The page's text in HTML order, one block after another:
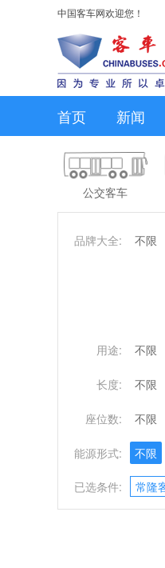
中国客车网欢迎您！
首页 新闻
公交客车
品牌大全: 不限
用途: 不限
长度: 不限
座位数: 不限
能源形式: 不限
已选条件: 常隆